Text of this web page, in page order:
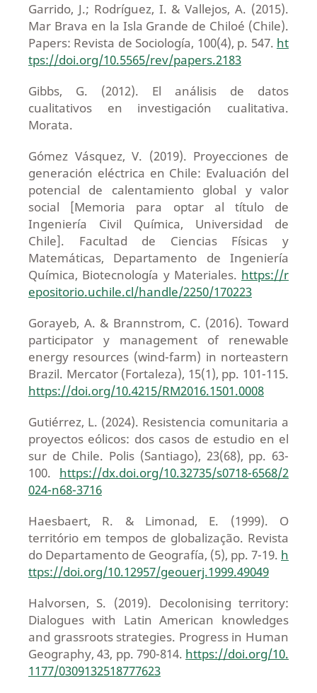
Garrido, J.; Rodríguez, I. & Vallejos, A. (2015).
Mar Brava en la Isla Grande de Chiloé (Chile).
Papers: Revista de Sociología, 100(4), p. 547. ht
tps://doi.org/10.5565/rev/papers.2183
Gibbs, G. (2012). El análisis de datos
cualitativos en investigación cualitativa.
Morata.
Gómez Vásquez, V. (2019). Proyecciones de
generación eléctrica en Chile: Evaluación del
potencial de calentamiento global y valor
social [Memoria para optar al título de
Ingeniería Civil Química, Universidad de
Chile]. Facultad de Ciencias Físicas y
Matemáticas, Departamento de Ingeniería
Química, Biotecnología y Materiales. https://r
epositorio.uchile.cl/handle/2250/170223
Gorayeb, A. & Brannstrom, C. (2016). Toward
participator y management of renewable
energy resources (wind-farm) in norteastern
Brazil. Mercator (Fortaleza), 15(1), pp. 101-115.
https://doi.org/10.4215/RM2016.1501.0008
Gutiérrez, L. (2024). Resistencia comunitaria a
proyectos eólicos: dos casos de estudio en el
sur de Chile. Polis (Santiago), 23(68), pp. 63-
100. https://dx.doi.org/10.32735/s0718-6568/2
024-n68-3716
Haesbaert, R. & Limonad, E. (1999). O
território em tempos de globalização. Revista
do Departamento de Geografía, (5), pp. 7-19. h
ttps://doi.org/10.12957/geouerj.1999.49049
Halvorsen, S. (2019). Decolonising territory:
Dialogues with Latin American knowledges
and grassroots strategies. Progress in Human
Geography, 43, pp. 790-814. https://doi.org/10.
1177/0309132518777623